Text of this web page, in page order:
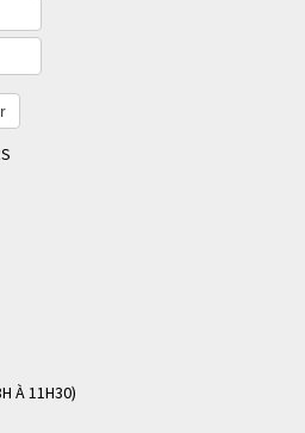
À 11H30)